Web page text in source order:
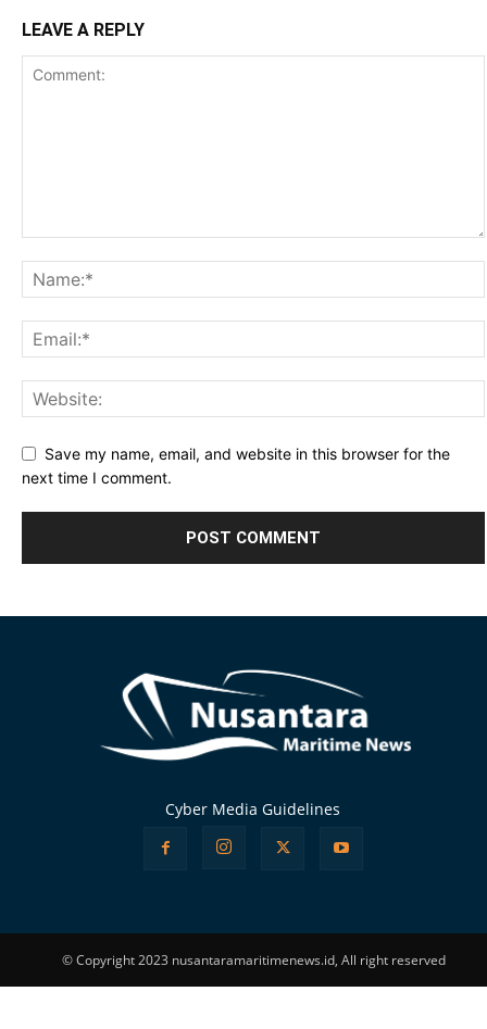
LEAVE A REPLY
Save my name, email, and website in this browser for the
next time I comment.
Cyber Media Guidelines
© Copyright 2023 nusantaramaritimenews.id, All right reserved